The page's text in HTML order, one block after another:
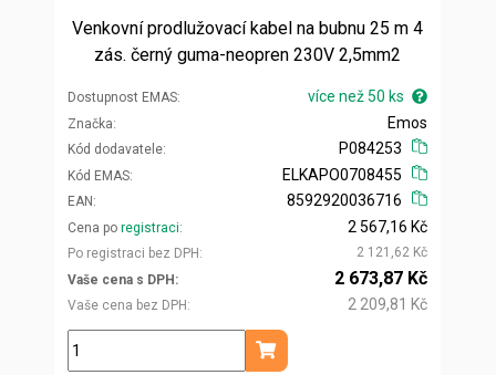
Venkovní prodlužovací kabel na bubnu 25 m 4
zás. černý guma-neopren 230V 2,5mm2
Dostupnost EMAS více než 50 ks
Značka
Kód dodavatele
Emos
P084253
Kód EMAS
EAN
ELKAPO0708455
8592920036716
Cena po registraci
Po registraci bez DPH
2 567,16 Kč
2 121,62 Kč
Vaše cena s DPH
Vaše cena bez DPH
2 673,87 Kč
2 209,81 Kč
ks
Přidat do košíku